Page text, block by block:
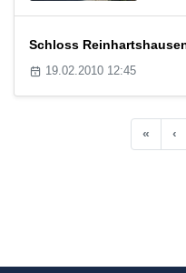
Schloss
19.02.2010 12:45
« ‹